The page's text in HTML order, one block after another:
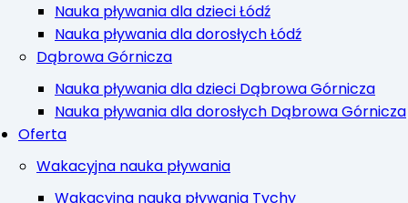
Nauka pływania dla dzieci Łódź
Nauka pływania dla dorosłych Łódź
Dąbrowa Górnicza
Nauka pływania dla dzieci Dąbrowa Górnicza
Nauka pływania dla dorosłych Dąbrowa Górnicza
Oferta
Wakacyjna nauka pływania
Wakacyjna nauka pływania Tychy